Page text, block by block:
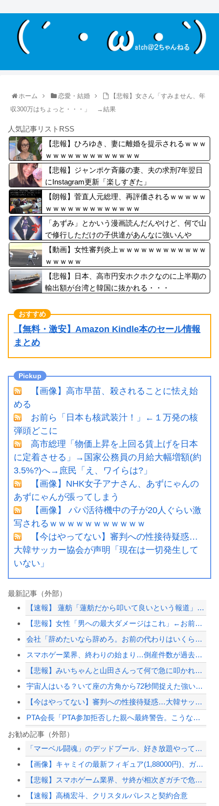
ホーム 恋愛・結婚
【悲報】女さん「すみません、年
収300万はちょっと・・・」 →結果
人気記事リストRSS
【悲報】ひろゆき、妻に離婚を提示されるｗｗｗ
ｗｗｗｗｗｗｗｗｗｗｗｗｗ
【悲報】ジャンポケ斉藤の妻、夫の求刑7年翌日
にInstagram更新「楽しすぎた」
【朗報】菅直人元総理、再評価されるｗｗｗｗｗ
ｗｗｗｗｗｗｗｗｗｗｗｗｗ
「あずみ」とかいう漫画読んだんやけど、何で山
で修行しただけの子供達があんなに強いんや
【動画】女性審判炎上ｗｗｗｗｗｗｗｗｗｗｗｗ
ｗｗｗｗｗ
【悲報】日本、高市円安ホクホクなのに上半期の
輸出額が台湾と韓国に抜かれる・・・
【無料・激安】Amazon Kindle本のセール情報
まとめ
【画像】高市早苗、殺されることに怯え始
める
お前ら「日本も核武装汁！」←１万発の核
弾頭どこに
高市総理「物価上昇を上回る賃上げを日本
に定着させる」→国家公務員の月給大幅増額(約
3.5%?)へ→庶民「え、ワイらは?」
【画像】NHK女子アナさん、あずにゃんの
あずにゃんが張ってしまう
【画像】 パパ活待機中の子が20人ぐらい激
写されるｗｗｗｗｗｗｗｗｗｗｗ
【今はやってない】審判への性接待疑惑…
大韓サッカー協会が声明「現在は一切発生して
いない」
最新記事（外部）
【速報】 蓮舫「蓮舫だから叩いて良いという報道」 ネット「高市だから叩いて良いを...
【悲報】女性「男への最大ダメージはこれ」←お前ら耐えられる？
会社「辞めたいなら辞めろ。お前の代わりはいくらでもいる」→結果ｗｗｗｗｗｗｗｗｗ
スマホゲー業界、終わりの始まり…倒産件数が過去最多ペース「数億円かけても爆ﾀﾋ」
【悲報】みいちゃんと山田さんって何で急に叩かれだしたの？
宇宙人はいる？いて座の方角から72秒間捉えた強い電波、50年間正体分からぬ「Wo...
【今はやってない】審判への性接待疑惑…大韓サッカー協会が声明「現在は一切発生して...
PTA会長「PTA参加拒否した親へ最終警告。こうなってもいい？」
【悲報】 とんでも無いヤバい台風がお盆直撃ｗ
【速報】八村塁、人種差別的な声に対して「日本で生まれ日本で育ち日本語話す。誰に何...
【画像】移民についての日本人の本音、だいたいこれｗｗｗｗ
お勧め記事（外部）
「マーベル闘魂」のデッドプール、好き放題やっている
【画像】キャミイの最新フィギュア(1,88000円)、ガチで作り込みがエグすぎる
【悲報】スマホゲーム業界、サ終が相次ぎガチで危機的な状況に…その理由がこちら
【速報】高橋宏斗、クリスタルパレスと契約合意